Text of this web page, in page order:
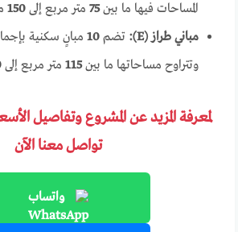
المساحات فيها ما بين75 متر مربع إلى150
مباني طراز (E):
تضم10 مبانٍ سكنية
وتتراوح مساحاتها ما بين115 متر مربع إلى
لمعرفة المزيد عن المشروع وتفاصيل
تواصل معنا الآن
واتساب